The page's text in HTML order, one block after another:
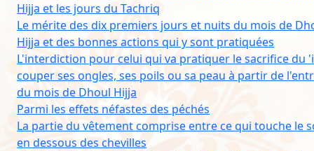
Hijja et les jours du Tachriq
Le mérite des dix premiers jours et nuits du mois de
Hijja et des bonnes actions qui y sont pratiquées
L'interdiction pour celui qui va pratiquer le sacrifice du
couper ses ongles, ses poils ou sa peau à partir de
du mois de Dhoul Hijja
Parmi les effets néfastes des péchés
La partie du vêtement comprise entre ce qui touche le
en dessous des chevilles